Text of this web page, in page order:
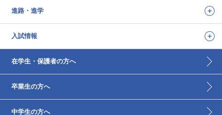
進路・進学
入試情報
在学生・保護者の方へ
卒業生の方へ
中学生の方へ